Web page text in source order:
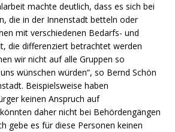
machte deutlich, dass es sich bei
die in der Innenstadt betteln oder
mit verschiedenen Bedarfs- und
die differenziert betrachtet werden
wir nicht auf alle Gruppen so
wünschen würden“, so Bernd Schön
Beispielsweise haben
keinen Anspruch auf
daher nicht bei Behördengängen
gebe es für diese Personen keinen